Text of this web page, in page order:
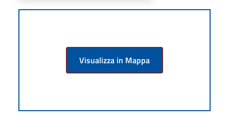
Visualizza in Mappa